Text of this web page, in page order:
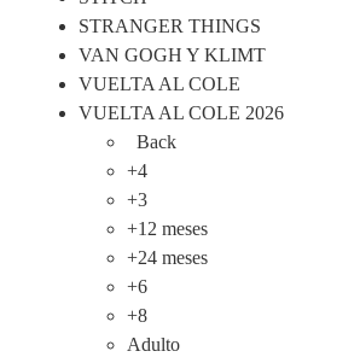
STRANGER THINGS
VAN GOGH Y KLIMT
VUELTA AL COLE
VUELTA AL COLE 2026
Back
+4
+3
+12 meses
+24 meses
+6
+8
Adulto